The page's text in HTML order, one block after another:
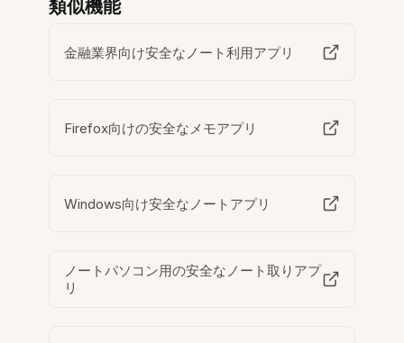
類似機能
金融業界向け安全なノート利用アプリ
Firefox向けの安全なメモアプリ
Windows向け安全なノートアプリ
ノートパソコン用の安全なノート取りアプ
リ